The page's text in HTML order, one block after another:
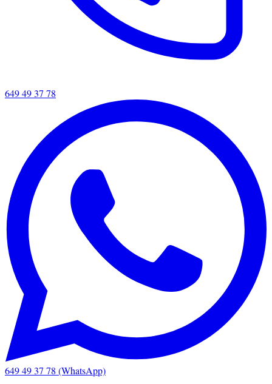
649 49 37 78
649 49 37 78 (WhatsApp)